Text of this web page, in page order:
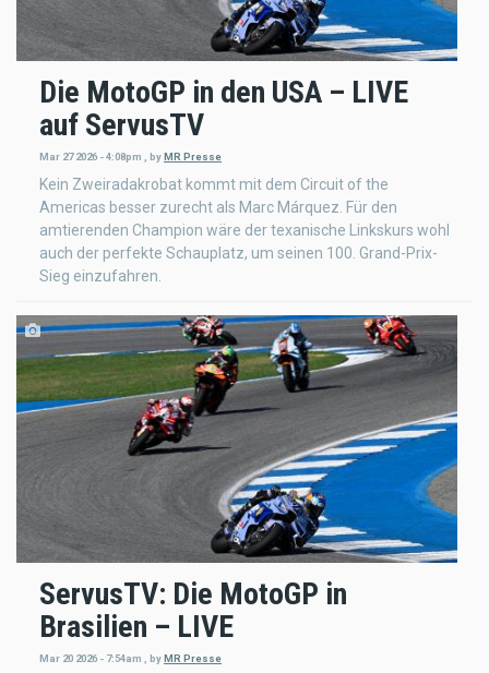
Die MotoGP in den USA – LIVE
auf ServusTV
Mar 27 2026 - 4:08pm byMR Presse
Kein Zweiradakrobat kommt mit dem Circuit of the
Americas besser zurecht als Marc Márquez. Für den
amtierenden Champion wäre der texanische Linkskurs wohl
auch der perfekte Schauplatz, um seinen 100. Grand-Prix-
Sieg einzufahren.
ServusTV: Die MotoGP in
Brasilien – LIVE
Mar 20 2026 - 7:54am byMR Presse